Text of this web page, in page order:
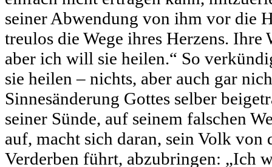
seiner Abwendung von ihm vor die
treulos die Wege ihres Herzens. Ihre
aber ich will sie heilen.“ So
sie heilen – nichts, aber auch gar
Sinnesänderung Gottes selber
seiner Sünde, auf seinem falschen
auf, macht sich daran, sein Volk von
Verderben führt, abzubringen: „Ich